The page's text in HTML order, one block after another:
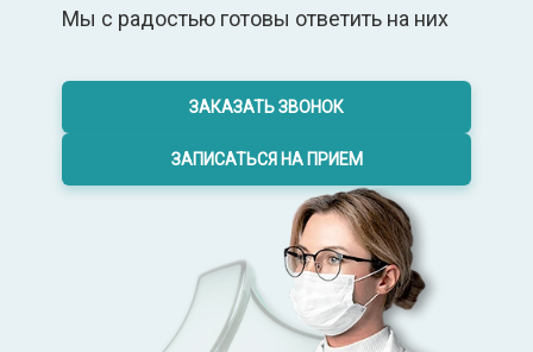
Мы с радостью готовы ответить на них
ЗАКАЗАТЬ ЗВОНОК
ЗАПИСАТЬСЯ НА ПРИЕМ